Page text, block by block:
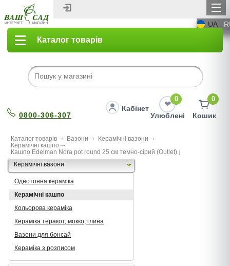
UA
Каталог товарів
0800-306-307
Кабінет
0
Улюблені
0
Кошик
Каталог товарів Вазони
Керамічні вазони
Керамічні кашпо
Кашпо Edelman Nora pot round 25 cм темно-сiрий (Outlet)
Керамічні вазони
Однотонна кераміка
Керамічні кашпо
Кольорова кераміка
Кераміка теракот, мокко, глина
Вазони для бонсай
Кераміка з розписом